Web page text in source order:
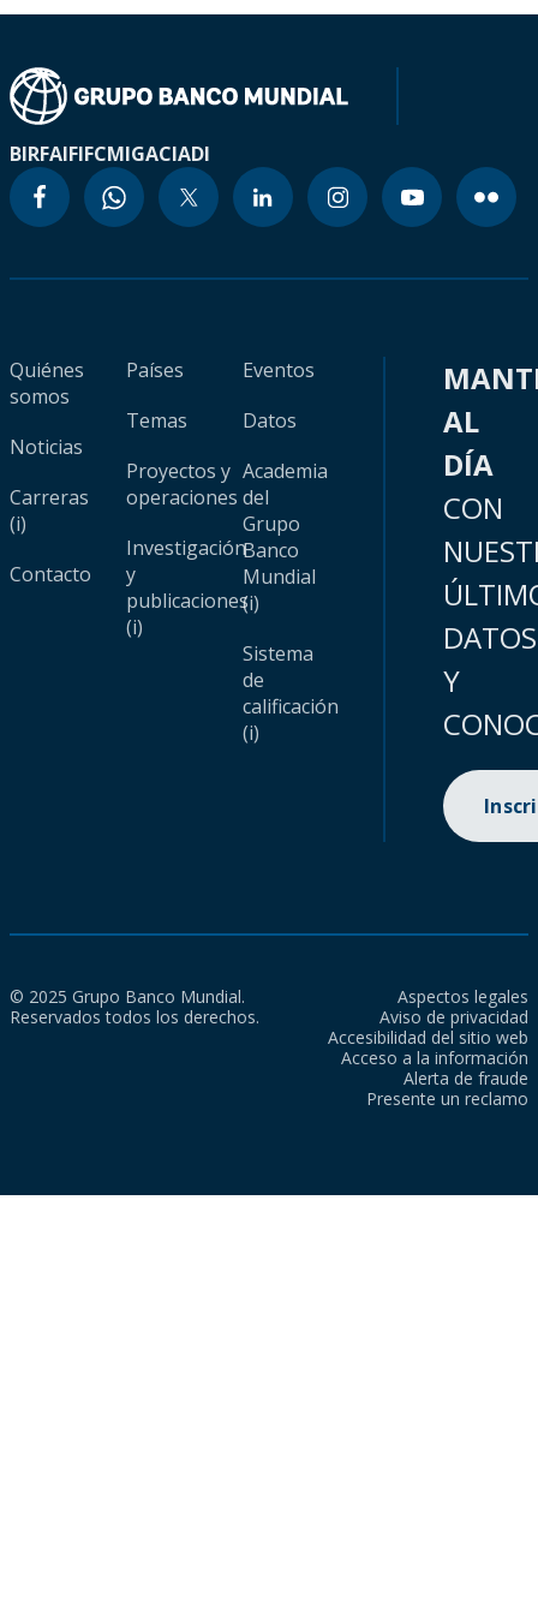
BIRFAIFIFCMIGACIADI
Quiénes
somos
Noticias
Carreras
(i)
Contacto
Países
Temas
Proyectos y
operaciones
Investigación
y
publicaciones
(i)
Eventos
Datos
Academia
del
Grupo
Banco
Mundial
(i)
Sistema
de
calificación
(i)
AL
DÍA
CON
DATOS
Y
© 2025 Grupo Banco Mundial.
Reservados todos los derechos.
Aspectos legales
Aviso de privacidad
Accesibilidad del sitio web
Acceso a la información
Alerta de fraude
Presente un reclamo